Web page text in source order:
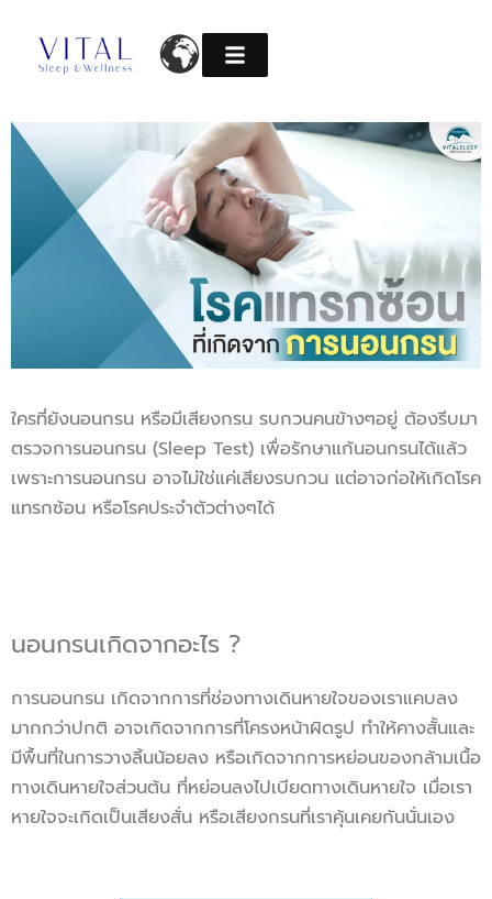
content
ใครที่ยังนอนกรน หรือมีเสียงกรน รบกวนคนข้างๆอยู่ ต้องรีบมา
ตรวจการนอนกรน (Sleep Test) เพื่อรักษาแก้นอนกรนได้แล้ว
เพราะการนอนกรน อาจไม่ใช่แค่เสียงรบกวน แต่อาจก่อให้เกิดโรค
แทรกซ้อน หรือโรคประจำตัวต่างๆได้
นอนกรนเกิดจากอะไร ?
การนอนกรน เกิดจากการที่ช่องทางเดินหายใจของเราแคบลง
มากกว่าปกติ อาจเกิดจากการที่โครงหน้าผิดรูป ทำให้คางสั้นและ
มีพื้นที่ในการวางลิ้นน้อยลง หรือเกิดจากการหย่อนของกล้ามเนื้อ
ทางเดินหายใจส่วนต้น ที่หย่อนลงไปเบียดทางเดินหายใจ เมื่อเรา
หายใจจะเกิดเป็นเสียงสั่น หรือเสียงกรนที่เราคุ้นเคยกันนั่นเอง